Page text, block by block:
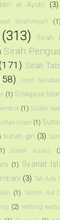
al Ayubi (3)
Ibrahimiyah (1)
(313) Sirah
Sirah
Sirah
Siroh Sahabat
(1) Sriwijaya
(1) Sudah
Islam (1)
sunan giri (3)
Sunan Kudus
(1) Syariat
(3) Tak Ada
(1) Tamim Ad
(2) tentang